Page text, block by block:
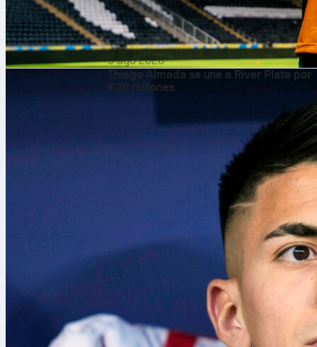
9 ago 2026
Thiago Almada se une a River Plate por
€20 millones